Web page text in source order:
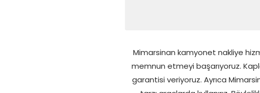
Mimarsinan kamyonet nakliye
memnun etmeyi başarıyoruz.
garantisi veriyoruz. Ayrıca